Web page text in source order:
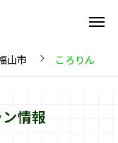
山市 ころりん
情報